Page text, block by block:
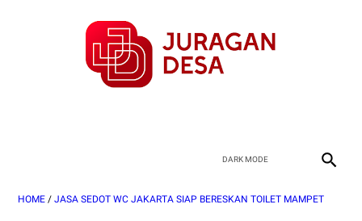
HOME / JASA SEDOT WC JAKARTA SIAP BERESKAN TOILET MAMPET